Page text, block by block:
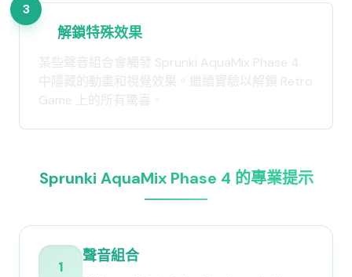
3
解鎖特殊效果
某些聲音組合會觸發 Sprunki AquaMix Phase 4
中隱藏的動畫和視覺效果。繼續實驗以解鎖 Retro
Game 上的所有驚喜。
Sprunki AquaMix Phase 4 的專業提示
1
聲音組合